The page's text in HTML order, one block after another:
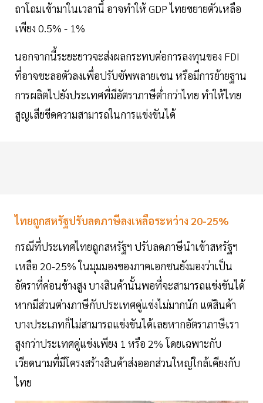
ถาโถมเข้ามาในเวลานี้ อาจทำให้ GDP ไทยขยายตัวเหลือ
เพียง 0.5% - 1%
นอกจากนี้ระยะยาวจะส่งผลกระทบต่อการลงทุนของ FDI
ที่อาจชะลอตัวลงเพื่อปรับซัพพลายเชน หรือมีการย้ายฐาน
การผลิตไปยังประเทศที่มีอัตราภาษีต่ำกว่าไทย ทำให้ไทย
สูญเสียขีดความสามารถในการแข่งขันได้
ไทยถูกสหรัฐปรับลดภาษีลงเหลือระหว่าง 20-25%
กรณีที่ประเทศไทยถูกสหรัฐฯ ปรับลดภาษีนำเข้าสหรัฐฯ
เหลือ 20-25% ในมุมมองของภาคเอกชนยังมองว่าเป็น
อัตราที่ค่อนข้างสูง บางสินค้านั้นพอที่จะสามารถแข่งขันได้
หากมีส่วนต่างภาษีกับประเทศคู่แข่งไม่มากนัก แต่สินค้า
บางประเภทก็ไม่สามารถแข่งขันได้เลยหากอัตราภาษีเรา
สูงกว่าประเทศคู่แข่งเพียง 1 หรือ 2% โดยเฉพาะกับ
เวียดนามที่มีโครงสร้างสินค้าส่งออกส่วนใหญ่ใกล้เคียงกับ
ไทย